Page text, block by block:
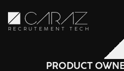
RECRUTEMENT TECH
PRODUCT